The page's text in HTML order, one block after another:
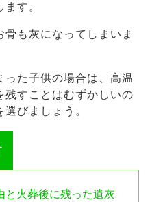
す。
も灰になってしまいま
た子供の場合は、高温
残すことはむずかしいの
びましょう。
と火葬後に残った遺灰